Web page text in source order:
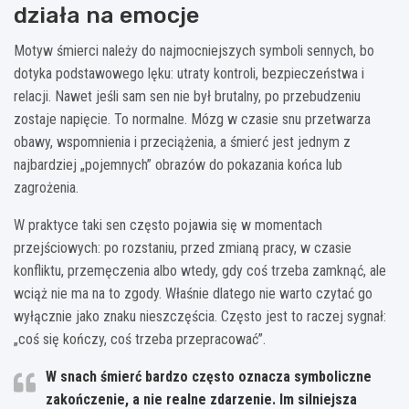
działa na emocje
Motyw śmierci należy do najmocniejszych symboli sennych, bo
dotyka podstawowego lęku: utraty kontroli, bezpieczeństwa i
relacji. Nawet jeśli sam sen nie był brutalny, po przebudzeniu
zostaje napięcie. To normalne. Mózg w czasie snu przetwarza
obawy, wspomnienia i przeciążenia, a śmierć jest jednym z
najbardziej „pojemnych” obrazów do pokazania końca lub
zagrożenia.
W praktyce taki sen często pojawia się w momentach
przejściowych: po rozstaniu, przed zmianą pracy, w czasie
konfliktu, przemęczenia albo wtedy, gdy coś trzeba zamknąć, ale
wciąż nie ma na to zgody. Właśnie dlatego nie warto czytać go
wyłącznie jako znaku nieszczęścia. Często jest to raczej sygnał:
„coś się kończy, coś trzeba przepracować”.
W snach śmierć bardzo często oznacza symboliczne
zakończenie, a nie realne zdarzenie. Im silniejsza